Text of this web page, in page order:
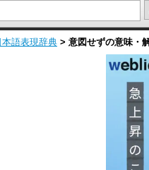
本語表現辞典 > 意図せずの意味・